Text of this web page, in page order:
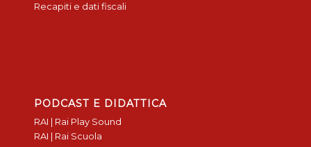
Recapiti e dati fiscali
PODCAST E DIDATTICA
RAI | Rai Play Sound
RAI | Rai Scuola